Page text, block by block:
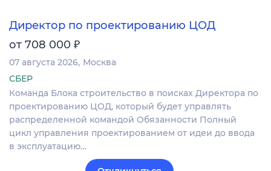
Директор по проектированию ЦОД
от 708 000 ₽
07 августа 2026 Москва
СБЕР
Команда Блока строительство в поисках Директора по
проектированию ЦОД, который будет управлять
распределенной командой Обязанности Полный
цикл управления проектированием от идеи до ввода
в эксплуатацию…